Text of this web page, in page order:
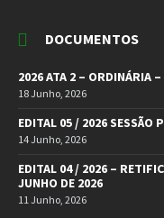
DOCUMENTOS
2026 ATA 2 – ORDINÁRIA
18 Junho, 2026
EDITAL 05 / 2026 SESSÃO
14 Junho, 2026
EDITAL 04 / 2026 –
JUNHO DE 2026
11 Junho, 2026